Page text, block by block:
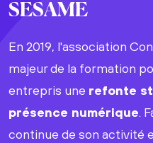
SESAME
En 2019, l'association
majeur de la formation
entrepris une refonte
présence numérique.
continue de son activité